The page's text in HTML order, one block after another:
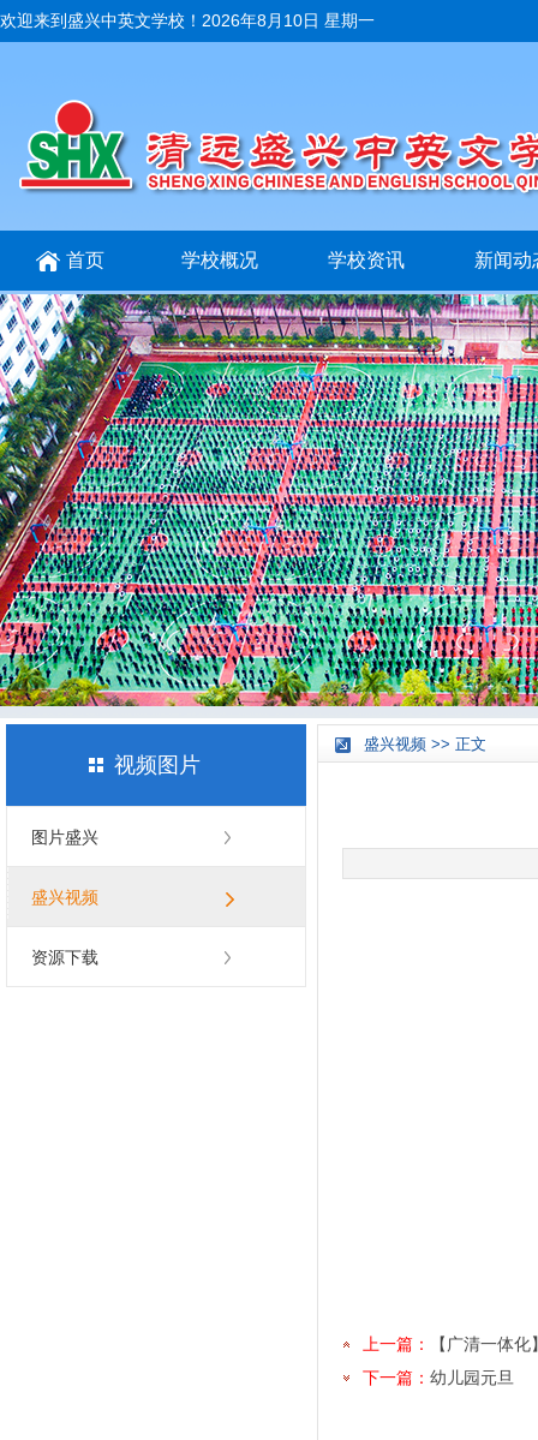
欢迎来到盛兴中英文学校！ 2026年8月10日 星期一
首页 学校概况 学校资讯 新闻动
招生招聘 互动交流 在线报名
视频图片
图片盛兴
盛兴视频
资源下载
盛兴视频 >> 正文
上一篇：
【广清一体
下一篇： 幼儿园元旦